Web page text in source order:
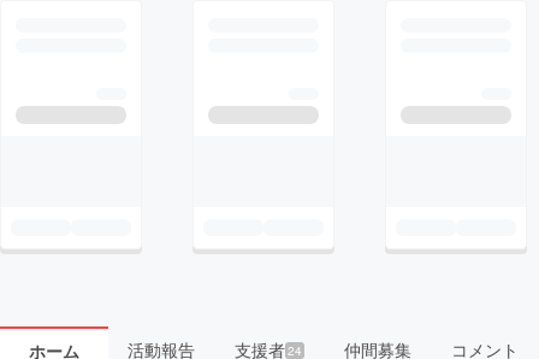
ホーム 活動報告 支援者 24 仲間募集 コメント